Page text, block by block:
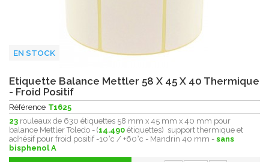
EN STOCK
Etiquette Balance Mettler 58 X 45 X 40 Thermique
- Froid Positif
Référence T1625
23 rouleaux de 630 étiquettes 58 mm x 45 mm x 40 mm pour
balance Mettler Toledo - (14.490 étiquettes) support thermique et
adhésif pour froid positif -10°c / +60°c - Mandrin 40 mm - sans
bisphenol A